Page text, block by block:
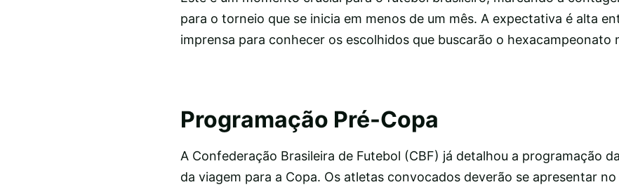
para o torneio que se inicia em menos de um mês. A expectativa é alta
imprensa para conhecer os escolhidos que buscarão o hexacampeonato
Programação Pré-Copa
A Confederação Brasileira de Futebol (CBF) já detalhou a programação
da viagem para a Copa. Os atletas convocados deverão se apresentar